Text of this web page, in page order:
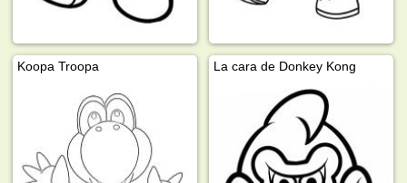
Koopa Troopa La cara de Donkey Kong